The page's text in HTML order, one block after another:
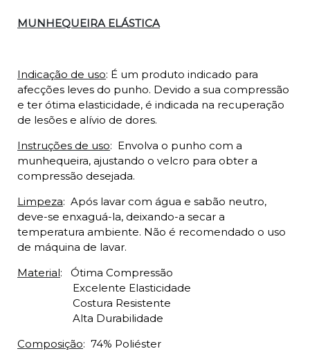
MUNHEQUEIRA ELÁSTICA
Indicação de uso: É um produto indicado para
afecções leves do punho. Devido a sua compressão
e ter ótima elasticidade, é indicada na recuperação
de lesões e alívio de dores.
Instruções de uso: Envolva o punho com a
munhequeira, ajustando o velcro para obter a
compressão desejada.
Limpeza: Após lavar com água e sabão neutro,
deve-se enxaguá-la, deixando-a secar a
temperatura ambiente. Não é recomendado o uso
de máquina de lavar.
Material:
Ótima Compressão
Excelente Elasticidade
Costura Resistente
Alta Durabilidade
Composição: 74% Poliéster